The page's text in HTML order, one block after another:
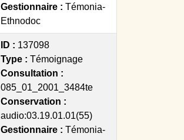
Gestionnaire : Témonia-
Ethnodoc
ID : 137098
Type : Témoignage
Consultation :
085_01_2001_3484te
Conservation :
audio:03.19.01.01(55)
Gestionnaire : Témonia-